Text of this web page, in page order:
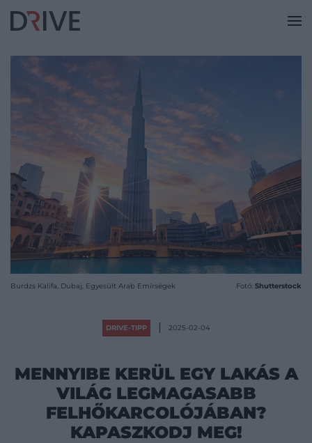
Burdzs Kalifa, Dubaj, Egyesült Arab Emírségek Fotó: Shutterstock
DRIVE-TIPP 2025-02-04
MENNYIBE KERÜL EGY LAKÁS A
VILÁG LEGMAGASABB
FELHŐKARCOLÓJÁBAN?
KAPASZKODJ MEG!